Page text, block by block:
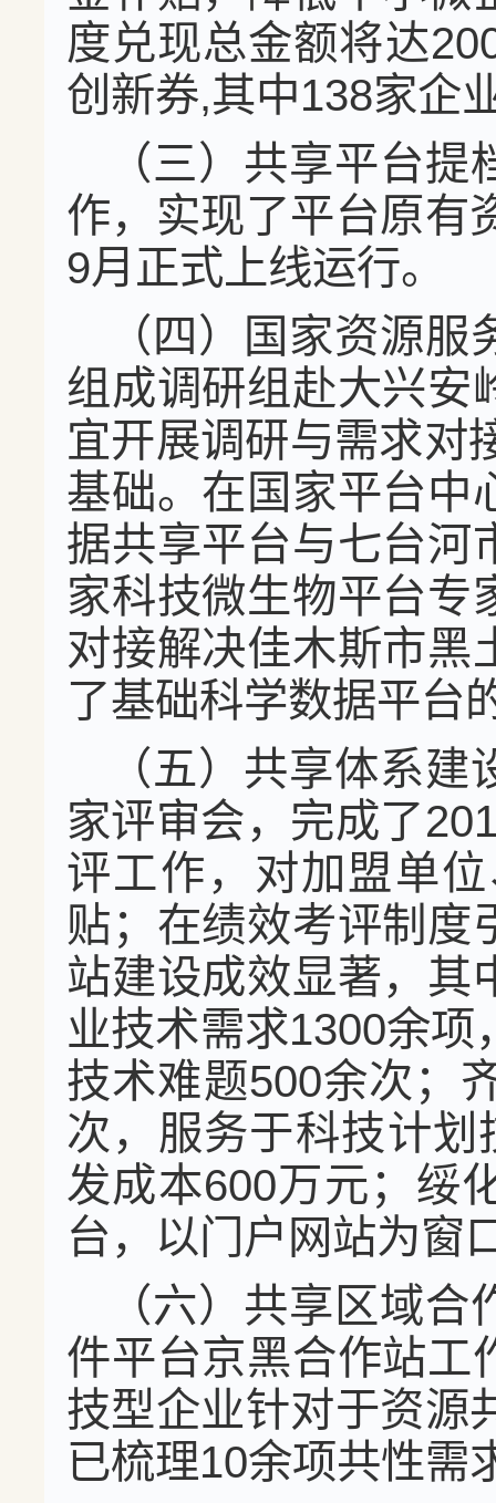
度兑现总金额将达
创新券,其中138家企
（三）共享平台
作，实现了平台原有
9月正式上线运行。
（四）国家资源
组成调研组赴大兴安
宜开展调研与需求对
基础。在国家平台中
据共享平台与七台河
家科技微生物平台专
对接解决佳木斯市黑
了基础科学数据平台
（五）共享体系
家评审会，完成了
评工作，对加盟单
贴；在绩效考评制度
站建设成效显著，其
业技术需求1300余
技术难题500余次；
次，服务于科技计
发成本600万元；绥
台，以门户网站为窗
（六）共享区域
件平台京黑合作站工
技型企业针对于资源
已梳理10余项共性需